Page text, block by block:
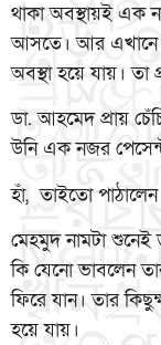
থাকা অবস্থায়ই এক
আসতে। আর
অবস্থা হয়ে যায়। তা
ডা. আহমেদ প্রায়
উনি এক নজর
হাঁ, তাইতো
মেহমুদ নামটা
কি যেনো ভাবলেন
ফিরে যান। তার
হয়ে যায়।